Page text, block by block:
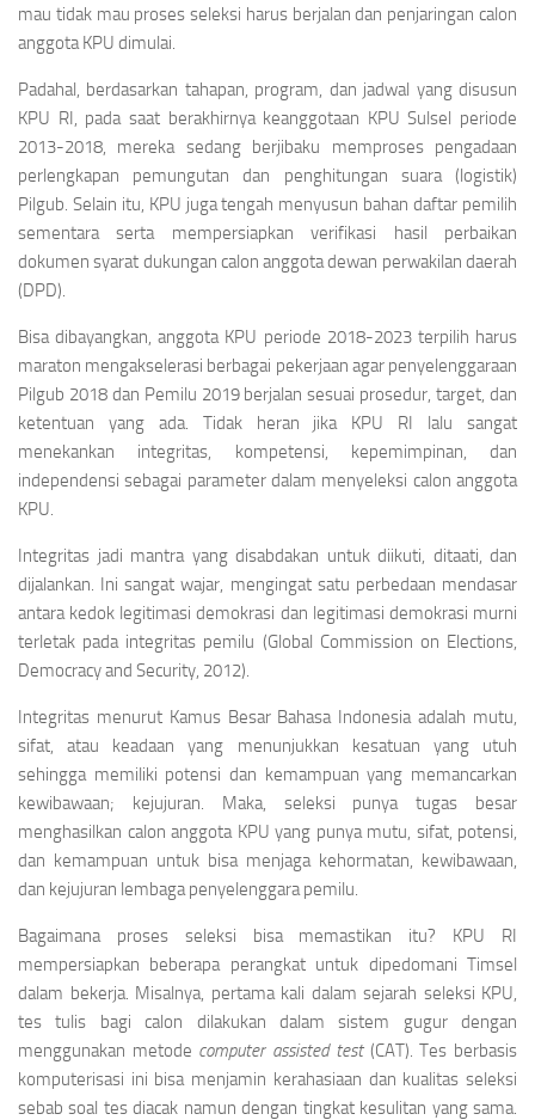
mau tidak mau proses seleksi harus berjalan dan penjaringan calon
anggota KPU dimulai.
Padahal, berdasarkan tahapan, program, dan jadwal yang disusun
KPU RI, pada saat berakhirnya keanggotaan KPU Sulsel periode
2013-2018, mereka sedang berjibaku memproses pengadaan
perlengkapan pemungutan dan penghitungan suara (logistik)
Pilgub. Selain itu, KPU juga tengah menyusun bahan daftar pemilih
sementara serta mempersiapkan verifikasi hasil perbaikan
dokumen syarat dukungan calon anggota dewan perwakilan daerah
(DPD).
Bisa dibayangkan, anggota KPU periode 2018-2023 terpilih harus
maraton mengakselerasi berbagai pekerjaan agar penyelenggaraan
Pilgub 2018 dan Pemilu 2019 berjalan sesuai prosedur, target, dan
ketentuan yang ada. Tidak heran jika KPU RI lalu sangat
menekankan integritas, kompetensi, kepemimpinan, dan
independensi sebagai parameter dalam menyeleksi calon anggota
KPU.
Integritas jadi mantra yang disabdakan untuk diikuti, ditaati, dan
dijalankan. Ini sangat wajar, mengingat satu perbedaan mendasar
antara kedok legitimasi demokrasi dan legitimasi demokrasi murni
terletak pada integritas pemilu (Global Commission on Elections,
Democracy and Security, 2012).
Integritas menurut Kamus Besar Bahasa Indonesia adalah mutu,
sifat, atau keadaan yang menunjukkan kesatuan yang utuh
sehingga memiliki potensi dan kemampuan yang memancarkan
kewibawaan; kejujuran. Maka, seleksi punya tugas besar
menghasilkan calon anggota KPU yang punya mutu, sifat, potensi,
dan kemampuan untuk bisa menjaga kehormatan, kewibawaan,
dan kejujuran lembaga penyelenggara pemilu.
Bagaimana proses seleksi bisa memastikan itu? KPU RI
mempersiapkan beberapa perangkat untuk dipedomani Timsel
dalam bekerja. Misalnya, pertama kali dalam sejarah seleksi KPU,
tes tulis bagi calon dilakukan dalam sistem gugur dengan
menggunakan metode computer assisted test(CAT). Tes berbasis
komputerisasi ini bisa menjamin kerahasiaan dan kualitas seleksi
sebab soal tes diacak namun dengan tingkat kesulitan yang sama.